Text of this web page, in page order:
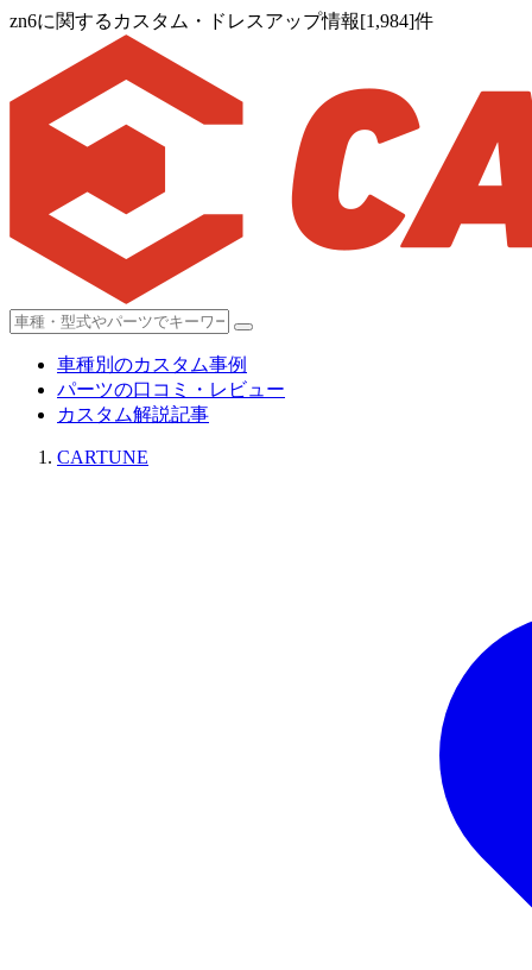
zn6に関するカスタム・ドレスアップ情報[1,984]件
車種別のカスタム事例
パーツの口コミ・レビュー
カスタム解説記事
CARTUNE